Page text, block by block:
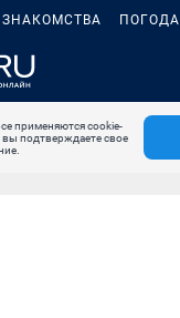
ЗНАКОМСТВА ПОГОДА
применяются cookie-
вы подтверждаете свое